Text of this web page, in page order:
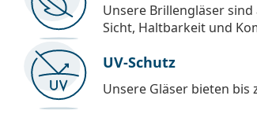
Unsere Brillengläser
Sicht, Haltbarkeit und
UV-Schutz
Unsere Gläser bieten bis